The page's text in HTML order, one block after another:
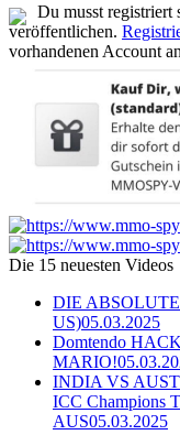
Du musst registriert
veröffentlichen.
vorhandenen Account
Die 15 neuesten Videos
DIE
US)05.03.2025
Domtendo
MARIO!
INDIA VS
ICC Champions
AUS05.03.2025